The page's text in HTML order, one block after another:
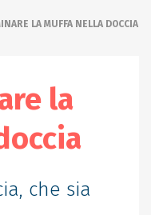
LA MUFFA NELLA DOCCIA
la
che sia